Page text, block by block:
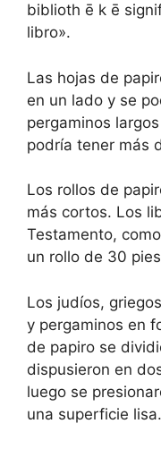
biblioth ē k ē
libro».
Las hojas de
en un lado y se
pergaminos
podría tener más
Los rollos de
más cortos. Los
Testamento,
un rollo de 30
Los judíos,
y pergaminos en
de papiro se
dispusieron en
luego se
una superficie lisa.